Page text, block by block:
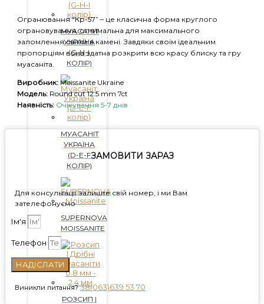
МУАСАНІТ
УКРАЇНА
(G-H-I
КОЛІР)
МУАСАНІТ
УКРАЇНА
(D-E-F
КОЛІР)
SUPERNOVA
MOISSANITE
РОЗСИП |
Огранювання “Кр-57” – це класична форма круглого
ограновування, оптимальна для максимального
заломлення світла в камені. Завдяки своїм ідеальним
пропорціям вона здатна розкрити всю красу блиску та гру
муасаніта.
Виробник: Moissanite Ukraine
Модель: Round cut 12.5 mm 7ct
Наявність: Очікування 5-7 днів
ЗАМОВИТИ ЗАРАЗ
Для консультації залиште свій номер, і ми Вам
зателефонуємо
Ім'я
Телефон
НАДІСЛАТИ
Виникли питання?38(063)639 53 70